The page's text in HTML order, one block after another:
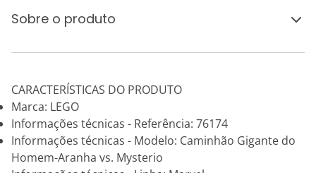
Sobre o produto
CARACTERÍSTICAS DO PRODUTO
Marca: LEGO
Informações técnicas - Referência: 76174
Informações técnicas - Modelo: Caminhão Gigante do
Homem-Aranha vs. Mysterio